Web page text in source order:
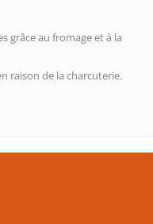
grâce au fromage et à la
raison de la charcuterie.